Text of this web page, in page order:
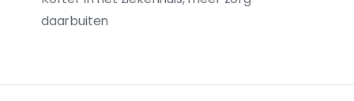
daarbuiten